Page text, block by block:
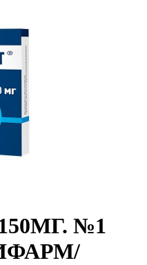
№1